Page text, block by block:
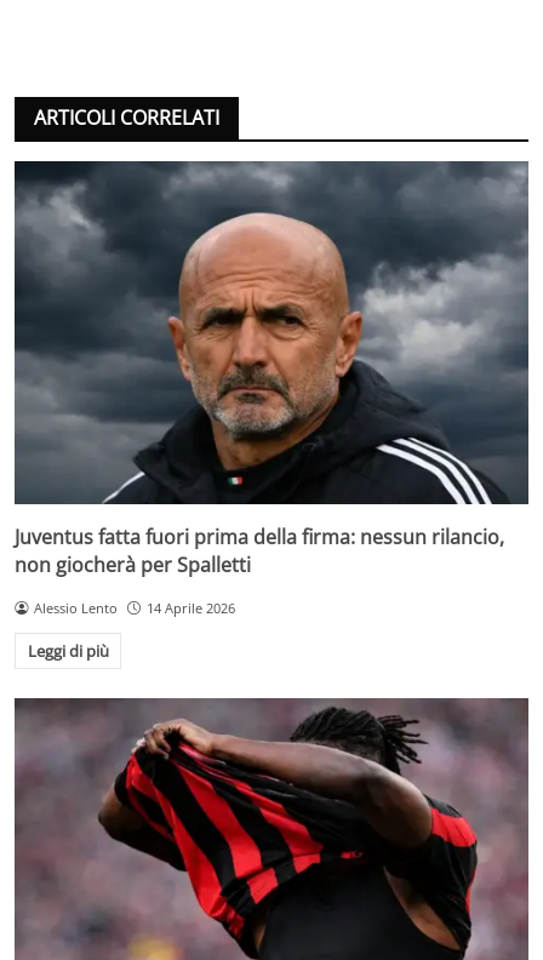
ARTICOLI CORRELATI
Juventus fatta fuori prima della firma: nessun rilancio,
non giocherà per Spalletti
Alessio Lento 14 Aprile 2026
Leggi di più